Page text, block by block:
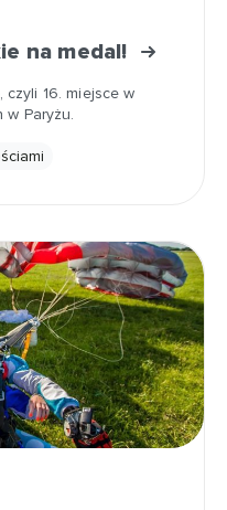
na medal!
16. miejsce w
Paryżu.